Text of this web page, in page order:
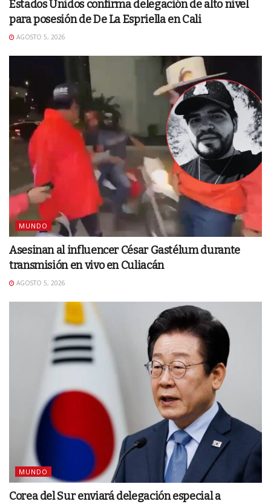
Estados Unidos confirma delegación de alto nivel
para posesión de De La Espriella en Cali
AGOSTO 5, 2026
MUNDO
Asesinan al influencer César Gastélum durante
transmisión en vivo en Culiacán
AGOSTO 5, 2026
MUNDO
Corea del Sur enviará delegación especial a